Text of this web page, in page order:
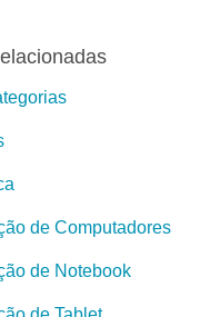
de Computadores
de Notebook